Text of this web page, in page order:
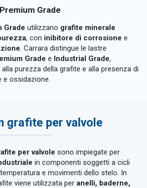
Grade
Grade utilizzano grafite minerale
, con inibitore di corrosione e
. Carrara distingue le lastre
Grade e Industrial Grade,
purezza della grafite e alla presenza di
e ossidazione.
grafite per valvole
per valvole sono impiegate per
in componenti soggetti a cicli
e movimenti dello stelo. In
viene utilizzata per anelli, baderne,